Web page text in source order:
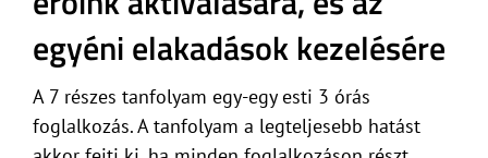
egyéni elakadások kezelésére
A 7 részes tanfolyam egy-egy esti 3 órás
foglalkozás. A tanfolyam a legteljesebb hatást